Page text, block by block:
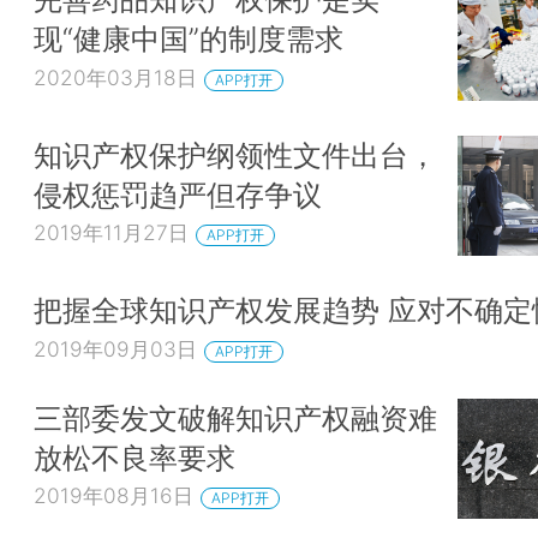
现“健康中国”的制度需求
2020年03月18日 APP打开
知识产权保护纲领性文件出台，
侵权惩罚趋严但存争议
2019年11月27日 APP打开
把握全球知识产权发展趋势 应对不确
2019年09月03日 APP打开
三部委发文破解知识产权融资难
放松不良率要求
2019年08月16日 APP打开